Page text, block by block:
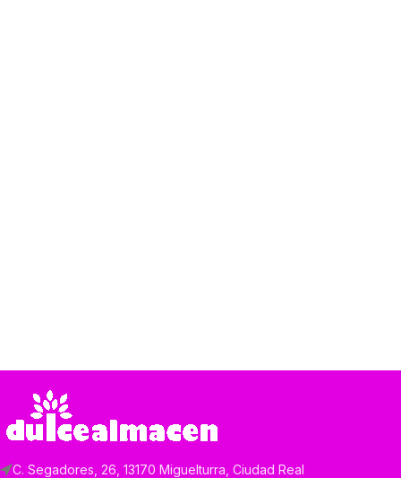
C. Segadores, 26, 13170 Miguelturra, Ciudad Real